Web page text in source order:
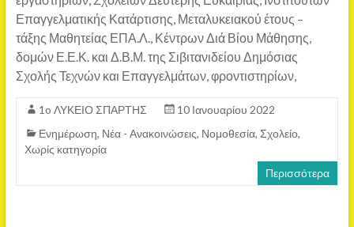
Επαγγελματικής Κατάρτισης, Μεταλυκειακού έτους –
τάξης Μαθητείας ΕΠΑ.Λ., Κέντρων Διά Βίου Μάθησης,
δομών Ε.Ε.Κ. και Δ.Β.Μ. της Σιβιτανιδείου Δημόσιας
Σχολής Τεχνών και Επαγγελμάτων, φροντιστηρίων,
1o ΛΥΚΕΙΟ ΣΠΑΡΤΗΣ
10 Ιανουαρίου 2022
Ενημέρωση, Νέα - Ανακοινώσεις, Νομοθεσία, Σχολείο,
Χωρίς κατηγορία
Περισσότερα